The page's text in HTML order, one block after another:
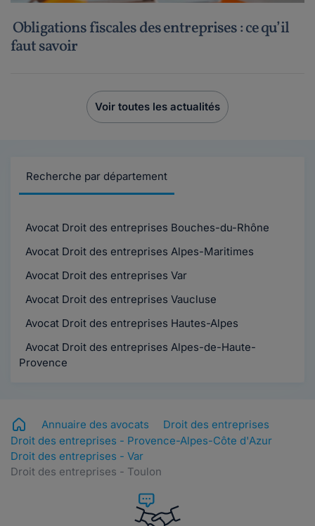
Obligations fiscales des entreprises : ce qu’il
faut savoir
Voir toutes les actualités
Recherche par département
Avocat Droit des entreprises Bouches-du-Rhône
Avocat Droit des entreprises Alpes-Maritimes
Avocat Droit des entreprises Var
Avocat Droit des entreprises Vaucluse
Avocat Droit des entreprises Hautes-Alpes
Avocat Droit des entreprises Alpes-de-Haute-
Provence
Annuaire des avocats
Droit des entreprises
Droit des entreprises - Provence-Alpes-Côte d'Azur
Droit des entreprises - Var
Droit des entreprises - Toulon